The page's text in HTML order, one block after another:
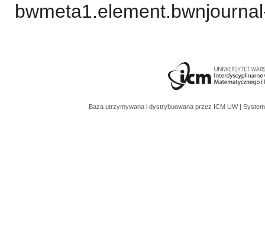
Baza utrzymywana i dystrybuowana przez ICM UW |